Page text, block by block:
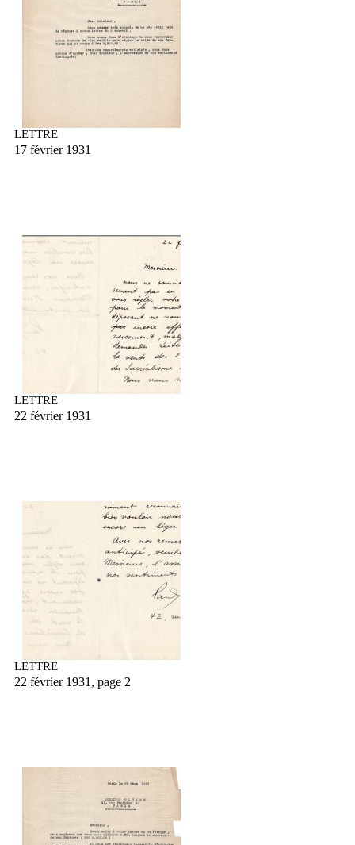
LETTRE
17 février 1931
LETTRE
22 février 1931
LETTRE
22 février 1931, page 2